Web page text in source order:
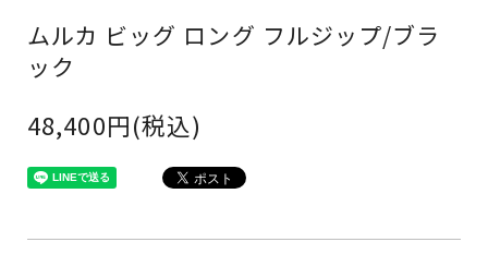
ムルカ ビッグ ロング フルジップ/ブラ
ック
48,400円(税込)